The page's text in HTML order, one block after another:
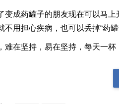
变成药罐子的朋友现在可以马
不用担心疾病，也可以丢掉“药罐
难在坚持，易在坚持，每天一